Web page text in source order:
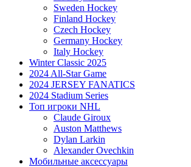
Sweden Hockey
Finland Hockey
Czech Hockey
Germany Hockey
Italy Hockey
Winter Classic 2025
2024 All-Star Game
2024 JERSEY FANATICS
2024 Stadium Series
Топ игроки NHL
Claude Giroux
Auston Matthews
Dylan Larkin
Alexander Ovechkin
Мобильные аксессуары